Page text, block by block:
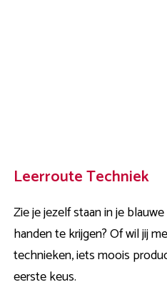
Leerroute Techniek
Zie je jezelf staan in je
handen te krijgen? Of wil jij
technieken, iets moois
eerste keus.